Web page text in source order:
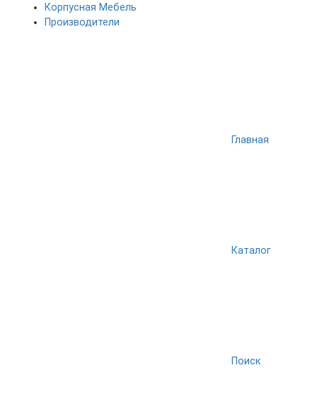
Корпусная Мебель
Производители
Главная
Каталог
Поиск